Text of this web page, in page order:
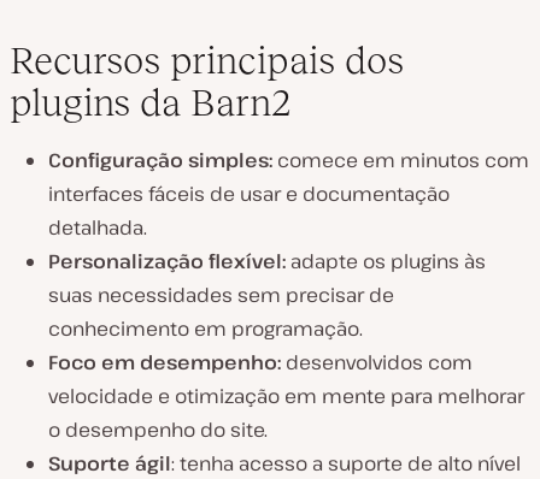
Recursos principais dos
plugins da Barn2
Configuração simples: comece em minutos com
interfaces fáceis de usar e documentação
detalhada.
Personalização flexível: adapte os plugins às
suas necessidades sem precisar de
conhecimento em programação.
Foco em desempenho: desenvolvidos com
velocidade e otimização em mente para melhorar
o desempenho do site.
Suporte ágil: tenha acesso a suporte de alto nível